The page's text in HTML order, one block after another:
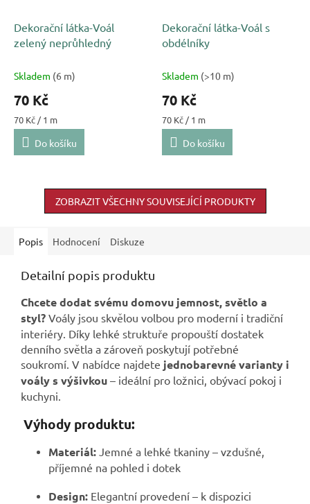
Dekorační látka-Voál
zelený neprůhledný
Skladem (6 m)
70 Kč
Měrná
cena:
70 Kč / 1 m
Do košíku
Dekorační látka-Voál s
obdélníky
Skladem (>10 m)
70 Kč
Měrná
cena:
70 Kč / 1 m
Do košíku
ZOBRAZIT VŠECHNY SOUVISEJÍCÍ PRODUKTY
Popis Hodnocení Diskuze
Detailní popis produktu
Chcete dodat svému domovu jemnost, světlo a
styl? Voály jsou skvělou volbou pro moderní i tradiční
interiéry. Díky lehké struktuře propouští dostatek
denního světla a zároveň poskytují potřebné
soukromí. V nabídce najdete jednobarevné varianty i
voály s výšivkou – ideální pro ložnici, obývací pokoj i
kuchyni.
Výhody produktu:
Materiál: Jemné a lehké tkaniny – vzdušné,
příjemné na pohled i dotek
Design: Elegantní provedení – k dispozici